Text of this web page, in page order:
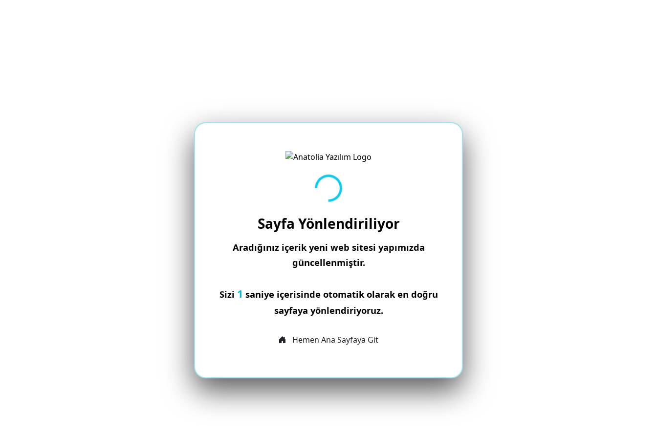
Yükleniyor...
Sayfa Yönlendiriliyor
Aradığınız içerik yeni web sitesi yapımızda
güncellenmiştir.
Sizi 1 saniye içerisinde otomatik olarak en doğru
sayfaya yönlendiriyoruz.
Hemen Ana Sayfaya Git